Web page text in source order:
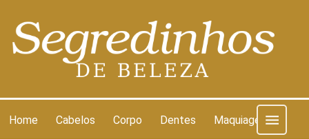
Home Cabelos Corpo Dentes Maquiagem